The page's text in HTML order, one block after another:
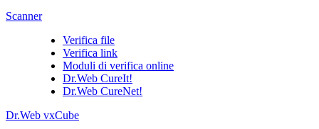
Scanner
Verifica file
Verifica link
Moduli di verifica online
Dr.Web CureIt!
Dr.Web CureNet!
Dr.Web vxCube